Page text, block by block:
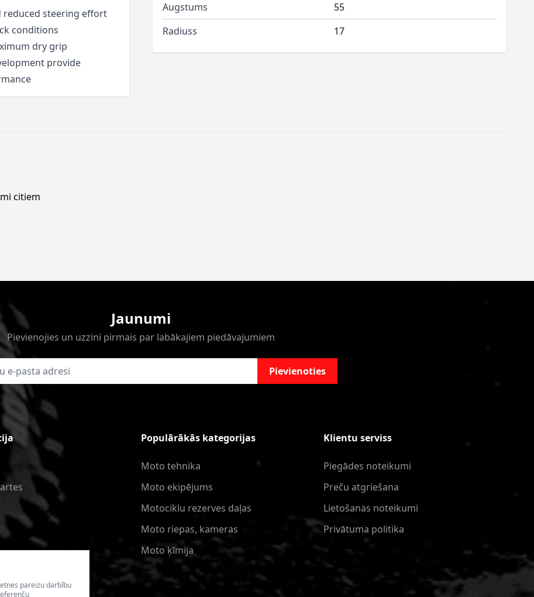
pareizu darbību
reduced steering effort
conditions
dry grip
provide
Augstums
55
Radiuss
17
citiem
Jaunumi
Pievienojies un uzzini pirmais par labākajiem piedāvajumiem
Pievienoties
Populārākās kategorijas
Moto tehnika
Moto ekipējums
Motociklu rezerves daļas
Moto riepas, kameras
Moto ķīmija
Klientu serviss
Piegādes noteikumi
Preču atgriešana
Lietošanas noteikumi
Privātuma politika